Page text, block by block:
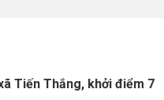
Tiến Thắng, khởi điểm 7